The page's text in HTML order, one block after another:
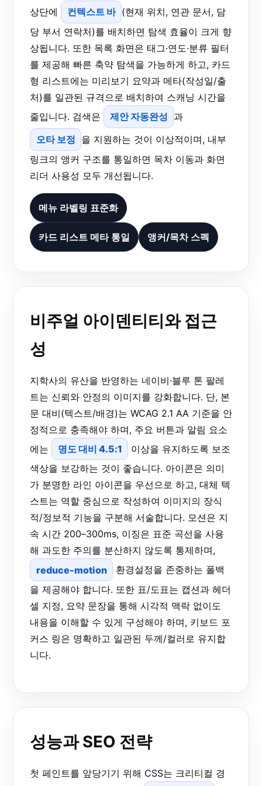
상단에 컨텍스트 바 (현재 위치, 연관 문서, 담
당 부서 연락처)를 배치하면 탐색 효율이 크게 향
상됩니다. 또한 목록 화면은 태그·연도·분류 필터
를 제공해 빠른 축약 탐색을 가능하게 하고, 카드
형 리스트에는 미리보기 요약과 메타(작성일/출
처)를 일관된 규격으로 배치하여 스캐닝 시간을
줄입니다. 검색은
제안 자동완성 과
오타 보정 을 지원하는 것이 이상적이며, 내부
링크의 앵커 구조를 통일하면 목차 이동과 화면
리더 사용성 모두 개선됩니다.
메뉴 라벨링 표준화
카드 리스트 메타 통일 앵커/목차 스펙
비주얼 아이덴티티와 접근
성
지학사의 유산을 반영하는 네이비·블루 톤 팔레
트는 신뢰와 안정의 이미지를 강화합니다. 단, 본
문 대비(텍스트/배경)는 WCAG 2.1 AA 기준을 안
정적으로 충족해야 하며, 주요 버튼과 알림 요소
에는
명도 대비 4.5:1
이상을 유지하도록 보조
색상을 보강하는 것이 좋습니다. 아이콘은 의미
가 분명한 라인 아이콘을 우선으로 하고, 대체 텍
스트는 역할 중심으로 작성하여 이미지의 장식
적/정보적 기능을 구분해 서술합니다. 모션은 지
속 시간 200–300ms, 이징은 표준 곡선을 사용
해 과도한 주의를 분산하지 않도록 통제하며,
reduce-motion
환경설정을 존중하는 폴백
을 제공해야 합니다. 또한 표/도표는 캡션과 헤더
셀 지정, 요약 문장을 통해 시각적 맥락 없이도
내용을 이해할 수 있게 구성해야 하며, 키보드 포
커스 링은 명확하고 일관된 두께/컬러로 유지합
니다.
성능과 SEO 전략
첫 페인트를 앞당기기 위해 CSS는 크리티컬 경